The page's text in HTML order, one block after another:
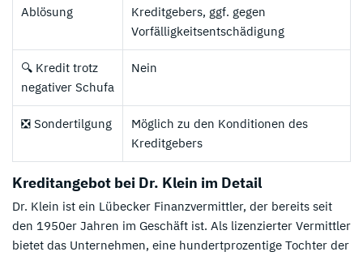
Ablösung
Kreditgebers, ggf. gegen
Vorfälligkeitsentschädigung
🔍 Kredit trotz
negativer Schufa
Nein
❎ Sondertilgung
Möglich zu den Konditionen des
Kreditgebers
Kreditangebot bei Dr. Klein im Detail
Dr. Klein ist ein Lübecker Finanzvermittler, der bereits seit
den 1950er Jahren im Geschäft ist. Als lizenzierter Vermittler
bietet das Unternehmen, eine hundertprozentige Tochter der